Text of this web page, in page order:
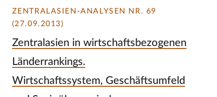
ZENTRALASIEN-ANALYSEN NR. 69
(27.09.2013)
Zentralasien in wirtschaftsbezogenen
Länderrankings.
Wirtschaftssystem, Geschäftsumfeld